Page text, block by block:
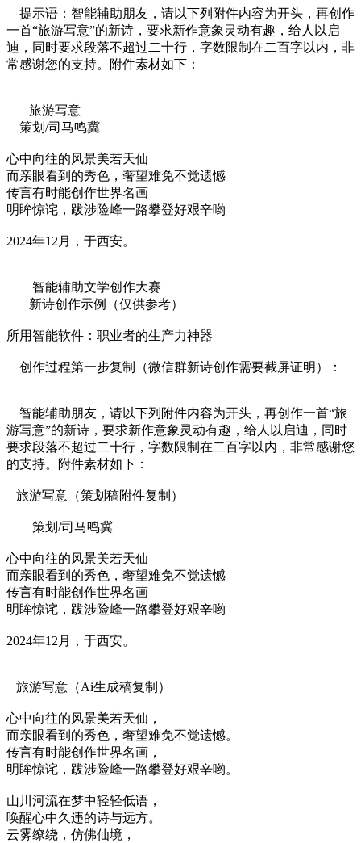
提示语：智能辅助朋友，请以下列附件内容为开头，再创作
一首“旅游写意”的新诗，要求新作意象灵动有趣，给人以启
迪，同时要求段落不超过二十行，字数限制在二百字以内，非
常感谢您的支持。附件素材如下：
旅游写意
策划/司马鸣冀
心中向往的风景美若天仙
而亲眼看到的秀色，奢望难免不觉遗憾
传言有时能创作世界名画
明眸惊诧，跋涉险峰一路攀登好艰辛哟
2024年12月，于西安。
智能辅助文学创作大赛
新诗创作示例（仅供参考）
所用智能软件：职业者的生产力神器
创作过程第一步复制（微信群新诗创作需要截屏证明）：
智能辅助朋友，请以下列附件内容为开头，再创作一首“旅
游写意”的新诗，要求新作意象灵动有趣，给人以启迪，同时
要求段落不超过二十行，字数限制在二百字以内，非常感谢您
的支持。附件素材如下：
旅游写意（策划稿附件复制）
策划/司马鸣冀
心中向往的风景美若天仙
而亲眼看到的秀色，奢望难免不觉遗憾
传言有时能创作世界名画
明眸惊诧，跋涉险峰一路攀登好艰辛哟
2024年12月，于西安。
旅游写意（Ai生成稿复制）
心中向往的风景美若天仙，
而亲眼看到的秀色，奢望难免不觉遗憾。
传言有时能创作世界名画，
明眸惊诧，跋涉险峰一路攀登好艰辛哟。
山川河流在梦中轻轻低语，
唤醒心中久违的诗与远方。
云雾缭绕，仿佛仙境，